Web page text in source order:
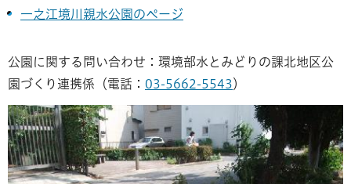
一之江境川親水公園のページ
公園に関する問い合わせ：環境部水とみどりの課北地区公
園づくり連携係（電話： 03-5662-5543）